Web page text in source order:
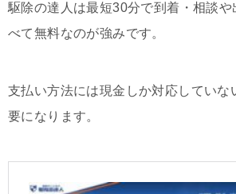
駆除の達人は最短30分で到着・相談や
べて無料なのが強みです。
支払い方法には現金しか対応していな
要になります。